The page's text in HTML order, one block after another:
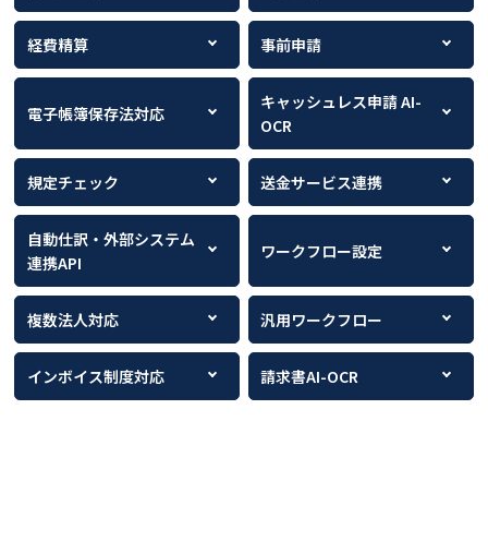
経費精算 事前申請
電子帳簿保存法対応
キャッシュレス申請 AI-
OCR
規定チェック 送金サービス連携
自動仕訳・外部システム
連携API
ワークフロー設定
複数法人対応 汎用ワークフロー
インボイス制度対応 請求書AI-OCR